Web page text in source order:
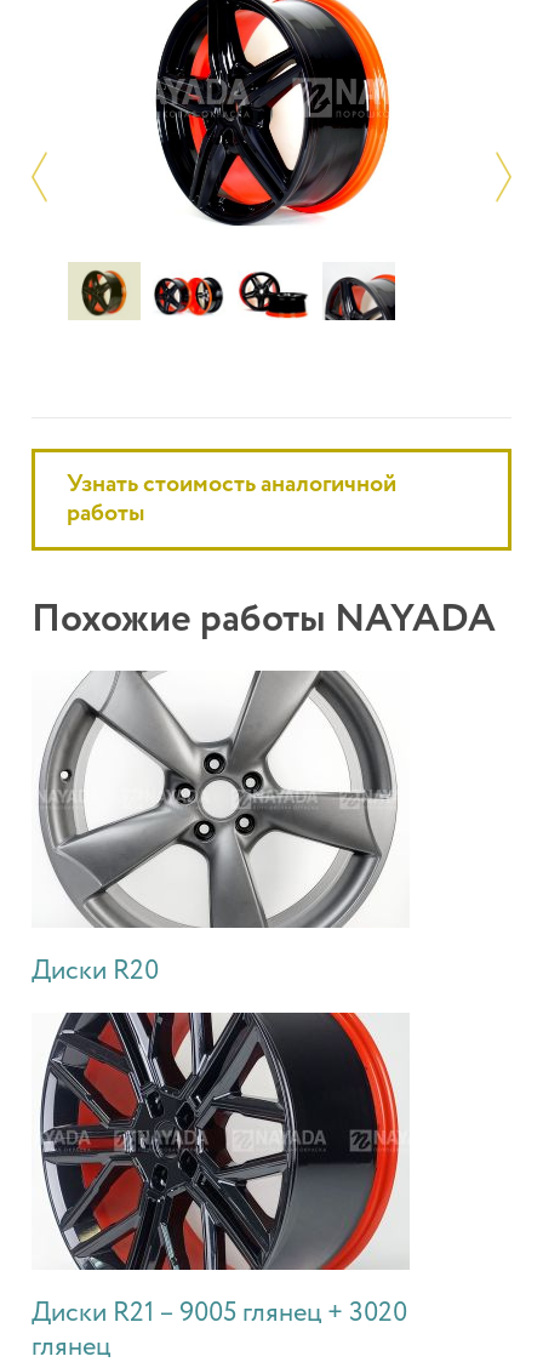
Узнать стоимость аналогичной
работы
Похожие работы NAYADA
Диски R20
Диски R21 – 9005 глянец + 3020
глянец